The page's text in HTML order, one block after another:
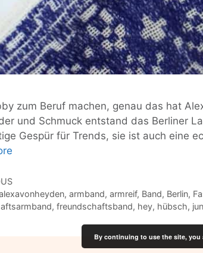
zum Beruf machen, genau das hat
und Schmuck entstand das Berliner
Gespür für Trends, sie ist auch eine
vonhey!
Kommen
&
, armband, armreif, Band, Berlin,
, freundschaftsband, hey, hübsch,
By continuing to use the site, you